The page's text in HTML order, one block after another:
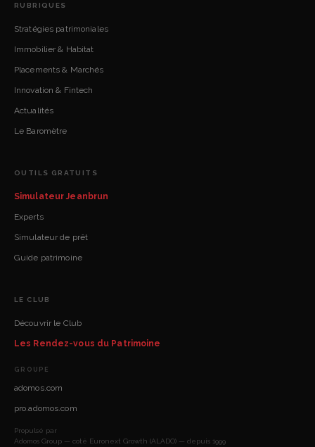
RUBRIQUES
Stratégies patrimoniales
Immobilier & Habitat
Placements & Marchés
Innovation & Fintech
Actualités
Le Baromètre
OUTILS GRATUITS
Simulateur Jeanbrun
Experts
Simulateur de prêt
Guide patrimoine
LE CLUB
Découvrir le Club
Les Rendez-vous du Patrimoine
GROUPE
adomos.com
pro.adomos.com
Propulsé par
Adomos Group — coté Euronext Growth (ALADO) — depuis 1999